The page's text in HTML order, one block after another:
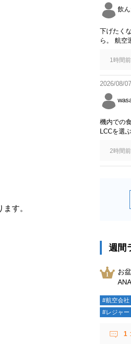
す。
飲
下げたく
ら。 航空
1時間前
2026/08/07
機内での
LCCを選
2時間前
週間
お
#航空会社
#レジャー
1